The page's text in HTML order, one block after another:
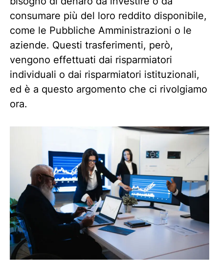
consumare più del loro reddito disponibile,
come le Pubbliche Amministrazioni o le
aziende. Questi trasferimenti, però,
vengono effettuati dai risparmiatori
individuali o dai risparmiatori istituzionali,
ed è a questo argomento che ci rivolgiamo
ora.